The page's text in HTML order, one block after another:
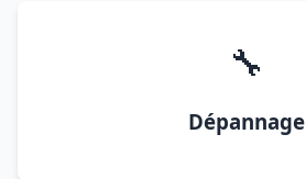
🔧
Dépannage